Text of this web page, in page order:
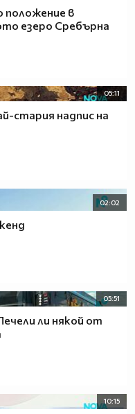
положение в
езеро Сребърна
05:11
стария надпис на
02:02
05:51
ли някой от
10:15